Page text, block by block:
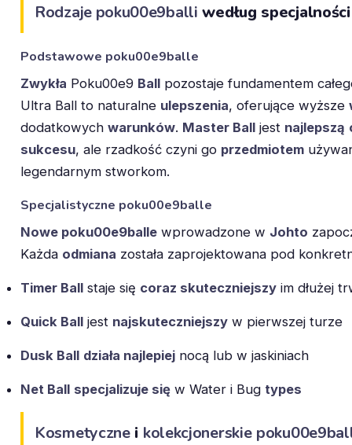
Rodzaje poku00e9balli według specjalności
Podstawowe poku00e9balle
Zwykła Poku00e9 Ball pozostaje fundamentem
Ultra Ball to naturalne ulepszenia, oferujące wyższe
dodatkowych warunków. Master Ball jest najlepszą
sukcesu, ale rzadkość czyni go przedmiotem
legendarnym stworkom.
Specjalistyczne poku00e9balle
Nowe poku00e9balle wprowadzone w Johto
Każda odmiana została zaprojektowana pod
Timer Ball staje się coraz skuteczniejszy im dłużej
Quick Ball jest najskuteczniejszy w pierwszej turze
Dusk Ball działa najlepiej nocą lub w jaskiniach
Net Ball specjalizuje się w Water i Bug types
Kosmetycznei kolekcjonerskie